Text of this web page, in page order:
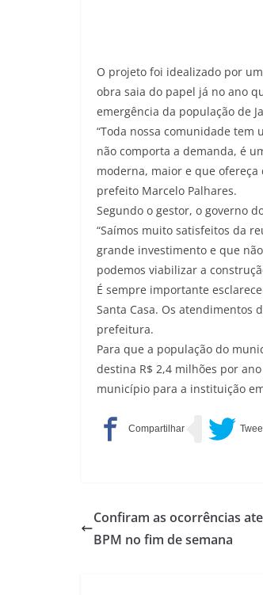
O projeto foi idealizado por
obra saia do papel já no ano
emergência da população de
“Toda nossa comunidade tem
não comporta a demanda, é
moderna, maior e que
prefeito Marcelo Palhares.
Segundo o gestor, o governo
“Saímos muito satisfeitos da
grande investimento e que
podemos viabilizar a
É sempre importante
Santa Casa. Os atendimentos
prefeitura.
Para que a população do
destina R$ 2,4 milhões por
município para a instituição
Confiram as ocorrências
BPM no fim de semana